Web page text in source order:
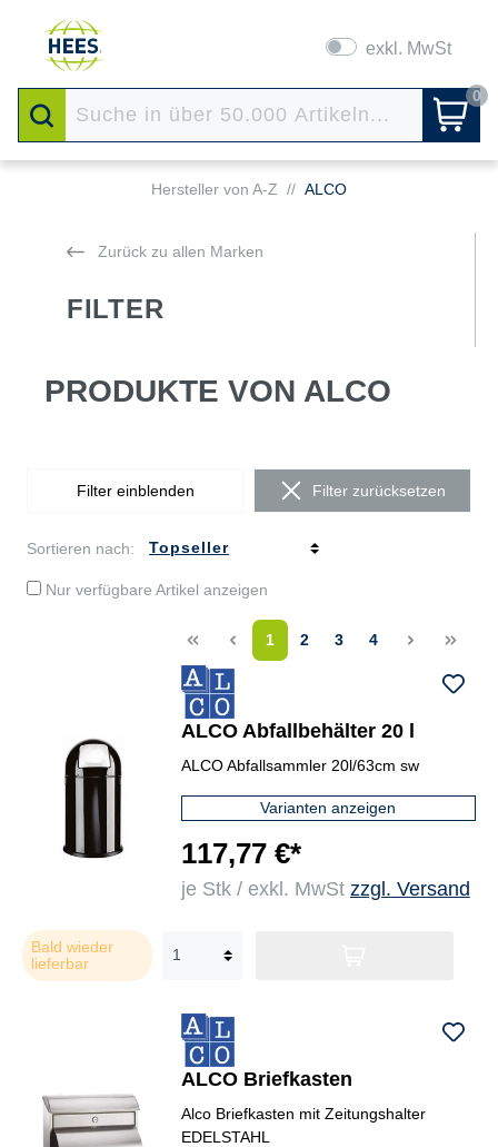
exkl. MwSt
0
Hersteller von A-Z // ALCO
Zurück zu allen Marken
FILTER
PRODUKTE VON ALCO
Filter einblenden Filter zurücksetzen
Sortieren nach:
Nur verfügbare Artikel anzeigen
<< < 1 2 3 4 > >>
ALCO Abfallbehälter 20 l
ALCO Abfallsammler 20l/63cm sw
Varianten anzeigen
117,77 €*
je Stk / exkl. MwSt zzgl. Versand
Bald wieder
lieferbar
ALCO Briefkasten
Alco Briefkasten mit Zeitungshalter
EDELSTAHL